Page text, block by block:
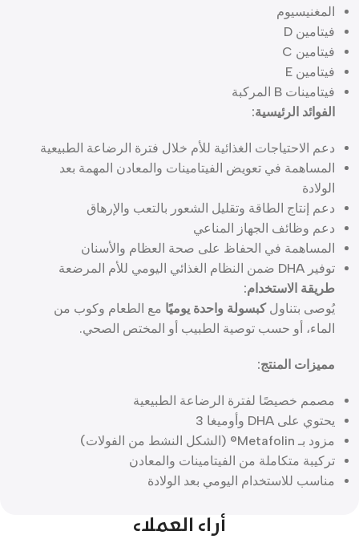
المغنيسيوم
فيتامين D
فيتامين C
فيتامين E
فيتامينات B المركبة
الفوائد الرئيسية:
دعم الاحتياجات الغذائية للأم خلال فترة الرضاعة الطبيعية
المساهمة في تعويض الفيتامينات والمعادن المهمة بعد
الولادة
دعم إنتاج الطاقة وتقليل الشعور بالتعب والإرهاق
دعم وظائف الجهاز المناعي
المساهمة في الحفاظ على صحة العظام والأسنان
توفير DHA ضمن النظام الغذائي اليومي للأم المرضعة
طريقة الاستخدام:
يُوصى بتناولكبسولة واحدة يوميًا مع الطعام وكوب من
الماء، أو حسب توصية الطبيب أو المختص الصحي.
مميزات المنتج:
مصمم خصيصًا لفترة الرضاعة الطبيعية
يحتوي على DHA وأوميغا 3
مزود بـ Metafolin® (الشكل النشط من الفولات)
تركيبة متكاملة من الفيتامينات والمعادن
مناسب للاستخدام اليومي بعد الولادة
أراء العملاء